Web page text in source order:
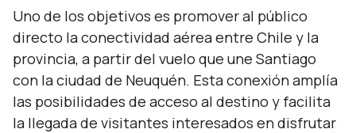
Uno de los objetivos es promover al público
directo la conectividad aérea entre Chile y la
provincia, a partir del vuelo que une Santiago
con la ciudad de Neuquén. Esta conexión amplía
las posibilidades de acceso al destino y facilita
la llegada de visitantes interesados en disfrutar